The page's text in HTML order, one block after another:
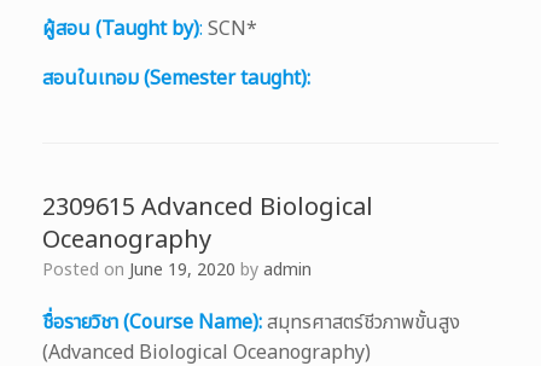
ผู้สอน (Taught by): SCN*
สอนในเทอม (Semester taught):
2309615 Advanced Biological
Oceanography
Posted on June 19, 2020 byadmin
ชื่อรายวิชา (Course Name):สมุทรศาสตร์ชีวภาพขั้นสูง
(Advanced Biological Oceanography)